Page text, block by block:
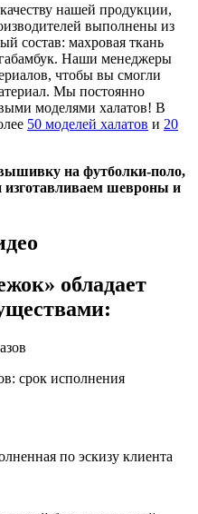
нашей продукции,
выполнены из
состав: махровая ткань
Наши менеджеры
чтобы вы смогли
Мы постоянно
моделями халатов! В
50 моделей халатов и 20
на футболки-поло,
изготавливаем шевроны и
обладает
срок исполнения
по эскизу клиента